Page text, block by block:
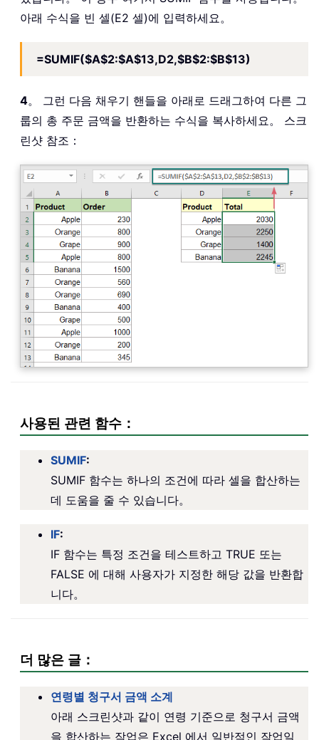
아래 수식을 빈 셀(E2 셀)에 입력하세요。
=SUMIF($A$2:$A$13,D2,$B$2:$B$13)
4。 그런 다음 채우기 핸들을 아래로 드래그하여 다른 그
룹의 총 주문 금액을 반환하는 수식을 복사하세요。 스크
린샷 참조：
사용된 관련 함수：
SUMIF:
SUMIF 함수는 하나의 조건에 따라 셀을 합산하는
데 도움을 줄 수 있습니다。
IF:
IF 함수는 특정 조건을 테스트하고 TRUE 또는
FALSE 에 대해 사용자가 지정한 해당 값을 반환합
니다。
더 많은 글：
연령별 청구서 금액 소계
아래 스크린샷과 같이 연령 기준으로 청구서 금액
을 합산하는 작업은 Excel 에서 일반적인 작업일